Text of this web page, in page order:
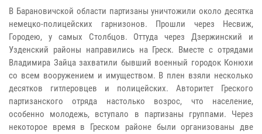
В Барановичской области партизаны уничтожили около десятка
немецко-полицейских гарнизонов. Прошли через Несвиж,
Городею, у самых Столбцов. Оттуда через Дзержинский и
Узденский районы направились на Греск. Вместе с отрядами
Владимира Зайца захватили бывший военный городок Конюхи
со всем вооружением и имуществом. В плен взяли несколько
десятков гитлеровцев и полицейских. Авторитет Греского
партизанского отряда настолько возрос, что население,
особенно молодежь, вступало в партизаны группами. Через
некоторое время в Греском районе были организованы две